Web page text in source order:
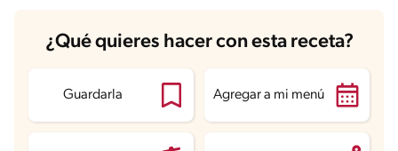
Carbohidratos
23.1 g
Energía 254.1 kcal
Proteína
Grasas saturadas 7.1 g
Sodio 150.8 mg
¿Qué quieres hacer con esta receta?
Guardarla Agregar a mi menú